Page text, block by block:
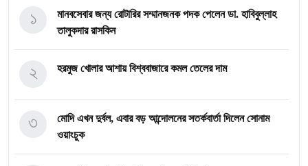
মানবসেবার জন্য রোটারির সম্মানজনক পদক পেলেন ডা. হাবিবুল্লাহ
তালুকদার রাসকিন
১
হরমুজ খোলার আশায় বিশ্ববাজারে কমল তেলের দাম
২
মোদি এখন দুর্বল, এবার বড় আন্দোলনের সতর্কবার্তা দিলেন সোনাম
ওয়াংচুক
৩